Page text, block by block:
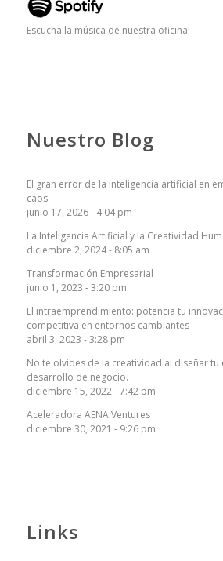
Escucha la música de nuestra oficina!
Nuestro Blog
El gran error de la inteligencia artificial en
caos
junio 17, 2026 - 4:04 pm
La Inteligencia Artificial y la Creatividad
diciembre 2, 2024 - 8:05 am
Transformación Empresarial
junio 1, 2023 - 3:20 pm
El intraemprendimiento: potencia tu
competitiva en entornos cambiantes
abril 3, 2023 - 3:28 pm
No te olvides de la creatividad al diseñar tu
desarrollo de negocio.
diciembre 15, 2022 - 7:42 pm
Aceleradora AENA Ventures
diciembre 30, 2021 - 9:26 pm
Links